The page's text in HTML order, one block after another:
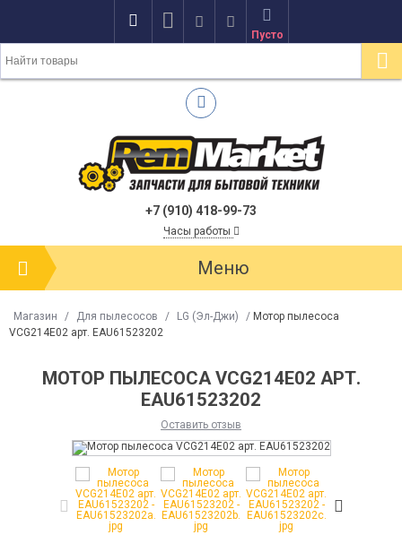
Пусто
+7 (910) 418-99-73
Часы работы
Меню
Магазин / Для пылесосов / LG (Эл-Джи) / Мотор пылесоса
VCG214E02 арт. EAU61523202
МОТОР ПЫЛЕСОСА VCG214E02 АРТ.
EAU61523202
Оставить отзыв